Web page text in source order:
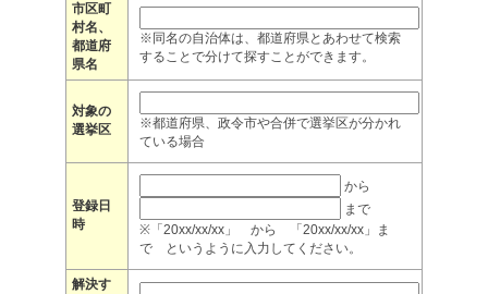
市区町
村名、
都道府
県名
※同名の自治体は、都道府県とあわせて検索
することで分けて探すことができます。
対象の
選挙区
※都道府県、政令市や合併で選挙区が分かれ
ている場合
登録日
時
から
まで
※「20xx/xx/xx」 から 「20xx/xx/xx」ま
で というように入力してください。
解決す